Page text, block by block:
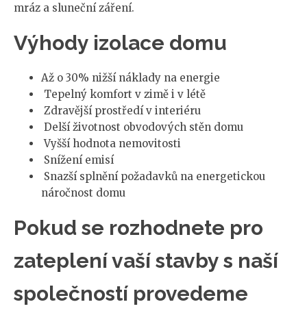
mráz a sluneční záření.
Výhody izolace domu
Až o 30% nižší náklady na energie
Tepelný komfort v zimě i v létě
Zdravější prostředí v interiéru
Delší životnost obvodových stěn domu
Vyšší hodnota nemovitosti
Snížení emisí
Snazší splnění požadavků na energetickou
náročnost domu
Pokud se rozhodnete pro
zateplení vaší stavby s naší
společností provedeme